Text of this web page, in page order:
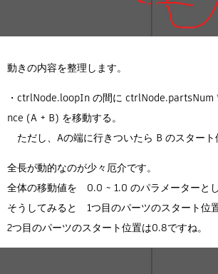
動きの内容を整理します。
・ctrlNode.loopIn の間に
nce (A + B) を移動する。
ただし、Aの端に行きついたら B のスタート
全長が動的なのが少々厄介です。
全体の移動値を 0.0 ~ 1.0 のパラメーターとし
そうしてみると 1つ目のパーツのスタート位
2つ目のパーツのスタート位置は0.8ですね。